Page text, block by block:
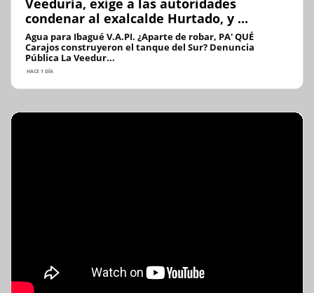
Veeduría, exige a las autoridades
condenar al exalcalde Hurtado, y ...
Agua para Ibagué V.A.PI. ¿Aparte de robar, PA' QUÉ
Carajos construyeron el tanque del Sur? Denuncia
Pública La Veedur...
HACE 1 DÍA